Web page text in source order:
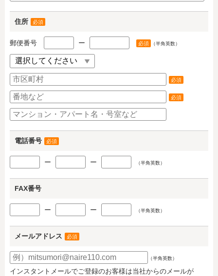
住所 必須
郵便番号 ー 必須 （半角英数）
必須
必須
電話番号 必須
ー ー （半角英数）
FAX番号
ー ー （半角英数）
メールアドレス 必須
（半角英数）
インスタントメールでご登録のお客様は当社からのメールが